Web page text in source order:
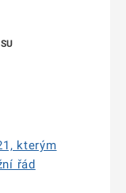
kterým
řád